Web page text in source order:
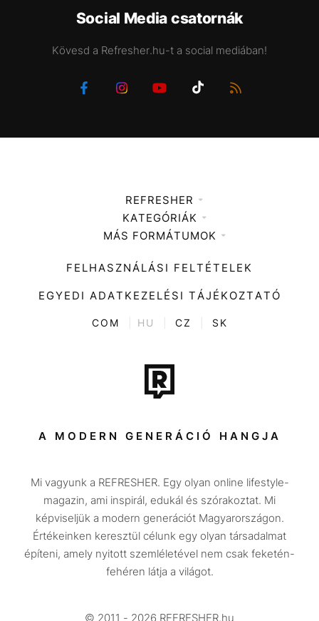
Social Media csatornák
Kövesd a Refresher.hu-t a social mediában!
REFRESHER
Médiaajánlat
KATEGÓRIÁK
Zene
Divat
Kultúra
ENTR
Tech-Tudomány
Sport
Társadalom
Utazás
Életmód
Design
Beszélgetések
MÁS FORMÁTUMOK
FELHASZNÁLÁSI FELTÉTELEK
EGYEDI ADATKEZELÉSI TÁJÉKOZTATÓ
COM HU CZ SK
A MODERN GENERÁCIÓ HANGJA
Mi vagyunk a REFRESHER. Egy olyan online lifestyle-
magazin, ami inspirál, edukál és szórakoztat. Mi
képviseljük a modern generációt Magyarországon.
Értékeinken keresztül célunk egy olyan társadalmat
építeni, amely nyitott szemléletével nem csak feketén-
fehéren látja a világot.
© 2011 - 2026 REFRESHER.hu